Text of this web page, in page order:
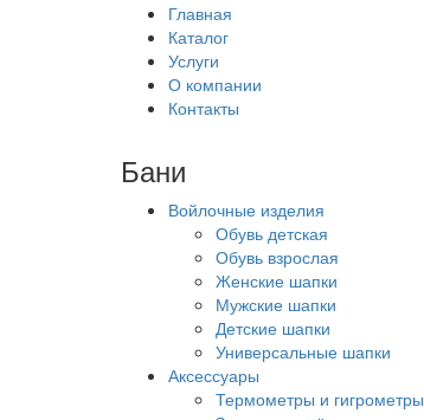
Главная
Каталог
Услуги
О компании
Контакты
Бани
Войлочные изделия
Обувь детская
Обувь взрослая
Женские шапки
Мужские шапки
Детские шапки
Универсальные шапки
Аксессуары
Термометры и гигрометры